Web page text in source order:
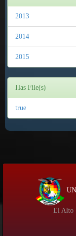
2013
2014
2015
Has File(s)
true
El Alto